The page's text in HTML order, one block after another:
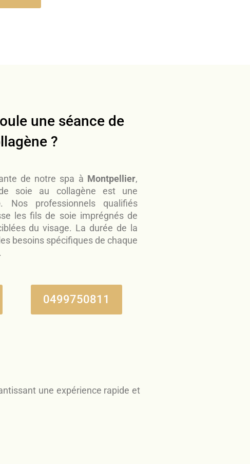
une séance de
?
de notre spa à Montpellier,
soie au collagène est une
. Nos professionnels qualifiés
les fils de soie imprégnés de
du visage. La durée de la
besoins spécifiques de chaque
0499750811
une expérience rapide et